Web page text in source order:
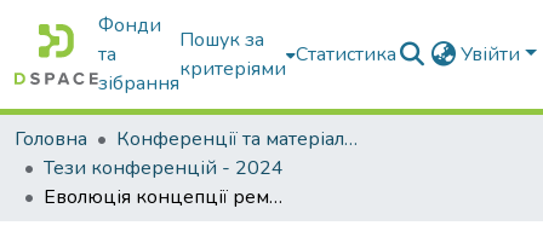
Фонди
та
зібрання
Пошук за
критеріями
Статистика Увійти
Головна
Конференції та матеріали конференцій
Тези конференцій - 2024
Еволюція концепції ремонту і обслуговування (технічного сервісу) техніки АПК